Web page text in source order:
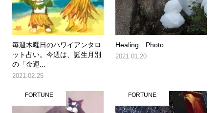
毎週木曜日のハワイアンタロ
ット占い。今週は、誕生月別
の「金運...
2021.02.25
Healing Photo
2021.01.20
FORTUNE FORTUNE